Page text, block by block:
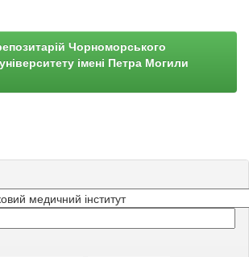
Чорноморського
імені Петра Могили